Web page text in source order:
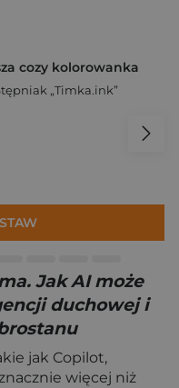
cozy kolorowanka
„Timka.ink”
Jak AI może
duchowej i
jak Copilot,
więcej niż